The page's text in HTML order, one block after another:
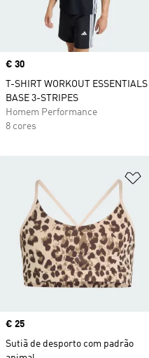
Price
€ 30
T-SHIRT WORKOUT ESSENTIALS
BASE 3-STRIPES
Homem Performance
8 cores
Price
€ 25
Sutiã de desporto com padrão